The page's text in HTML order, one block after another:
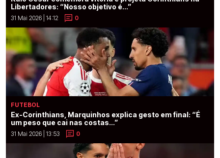
Libertadores: “Nosso objetivo é...”
31 Mai 2026 | 14:12 0
FUTEBOL
Ex-Corinthians, Marquinhos explica gesto em final: “É
um peso que cai nas costas...”
31 Mai 2026 | 13:53 0